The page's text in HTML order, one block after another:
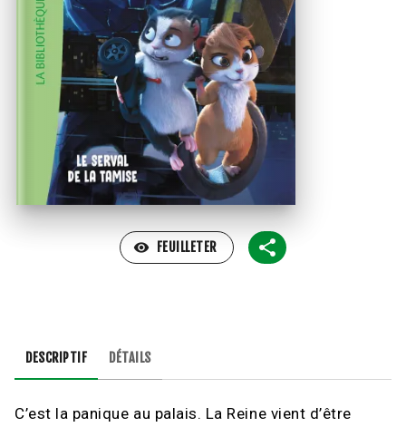
visibility FEUILLETER
DESCRIPTIF DÉTAILS
C’est la panique au palais. La Reine vient d’être